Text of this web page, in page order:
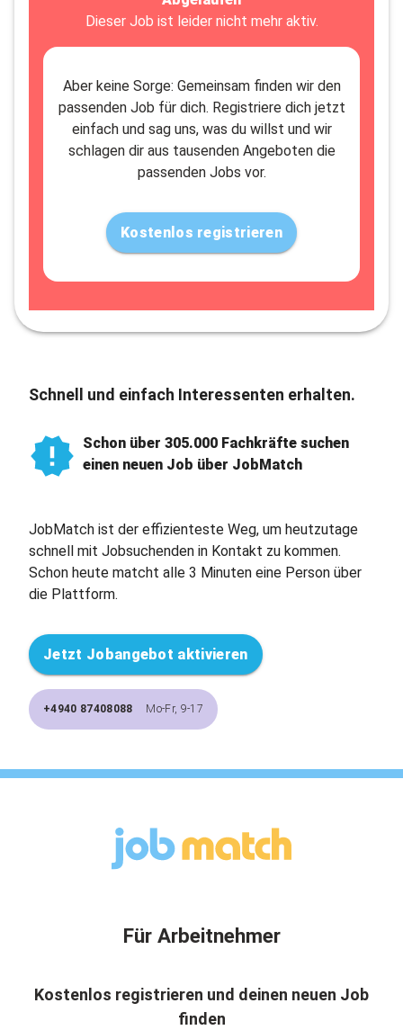
Dieser Job ist leider nicht mehr aktiv.
Aber keine Sorge: Gemeinsam finden wir den
passenden Job für dich. Registriere dich jetzt
einfach und sag uns, was du willst und wir
schlagen dir aus tausenden Angeboten die
passenden Jobs vor.
Kostenlos registrieren
Schnell und einfach Interessenten erhalten.
Schon über 305.000 Fachkräfte suchen
einen neuen Job über JobMatch
JobMatch ist der effizienteste Weg, um heutzutage
schnell mit Jobsuchenden in Kontakt zu kommen.
Schon heute matcht alle 3 Minuten eine Person über
die Plattform.
Jetzt Jobangebot aktivieren
+4940 87408088 Mo-Fr, 9-17
Für Arbeitnehmer
Kostenlos registrieren und deinen neuen Job
finden